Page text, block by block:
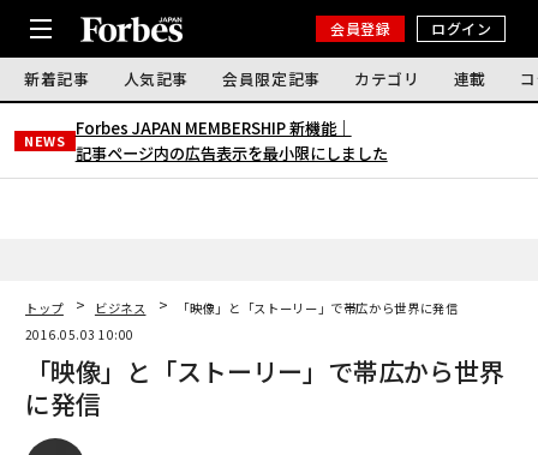
会員登録 ログイン
新着記事 人気記事 会員限定記事 カテゴリ 連載
NEWS
Forbes JAPAN MEMBERSHIP 新機能｜
記事ページ内の広告表示を最小限にしました
トップ ビジネス
「映像」と「ストーリー」で帯広から世界に発信
2016.05.03 10:00
「映像」と「ストーリー」で帯広から世界
に発信